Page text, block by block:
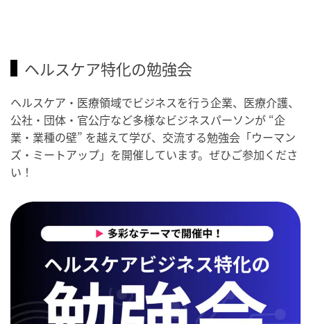
ヘルスケア特化の勉強会
ヘルスケア・医療領域でビジネスを行う企業、医療介護、
公社・団体・官公庁など多様なビジネスパーソンが “企
業・業種の壁” を越えて学び、交流する勉強会「ウーマン
ズ・ミートアップ」を開催しています。ぜひご参加くださ
い！